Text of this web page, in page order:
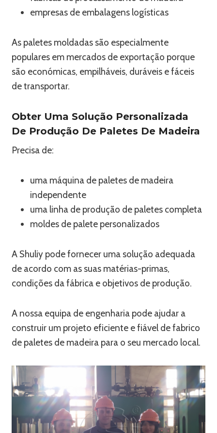
empresas de embalagens logísticas
As paletes moldadas são especialmente
populares em mercados de exportação porque
são económicas, empilháveis, duráveis e fáceis
de transportar.
Obter Uma Solução Personalizada
De Produção De Paletes De Madeira
Precisa de:
uma máquina de paletes de madeira
independente
uma linha de produção de paletes completa
moldes de palete personalizados
A Shuliy pode fornecer uma solução adequada
de acordo com as suas matérias-primas,
condições da fábrica e objetivos de produção.
A nossa equipa de engenharia pode ajudar a
construir um projeto eficiente e fiável de fabrico
de paletes de madeira para o seu mercado local.